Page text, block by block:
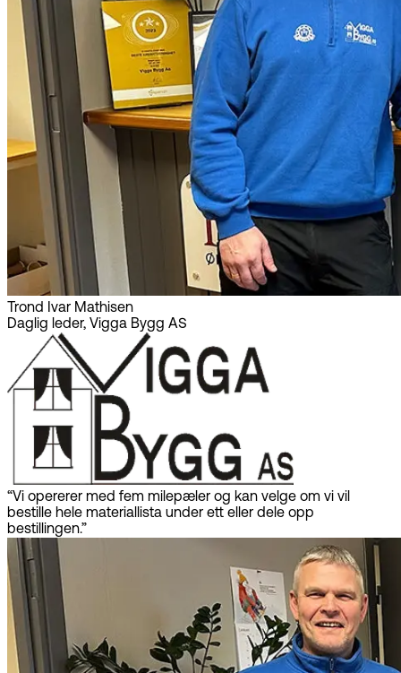
Trond Ivar Mathisen
Daglig leder, Vigga Bygg AS
“Vi opererer med fem milepæler og kan velge om vi vil
bestille hele materiallista under ett eller dele opp
bestillingen.”